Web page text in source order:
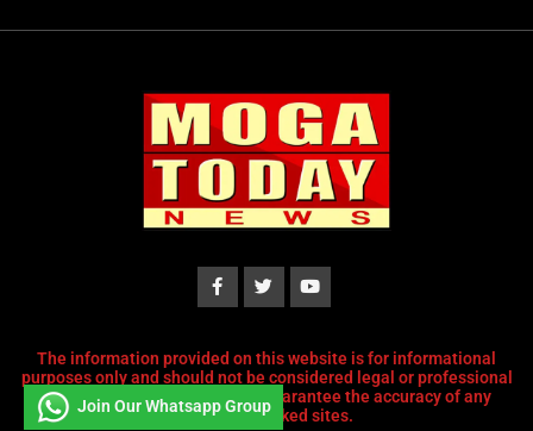
The information provided on this website is for informational
purposes only and should not be considered legal or professional
advice. We do not endorse or guarantee the accuracy of any
content or linked sites.
Join Our Whatsapp Group